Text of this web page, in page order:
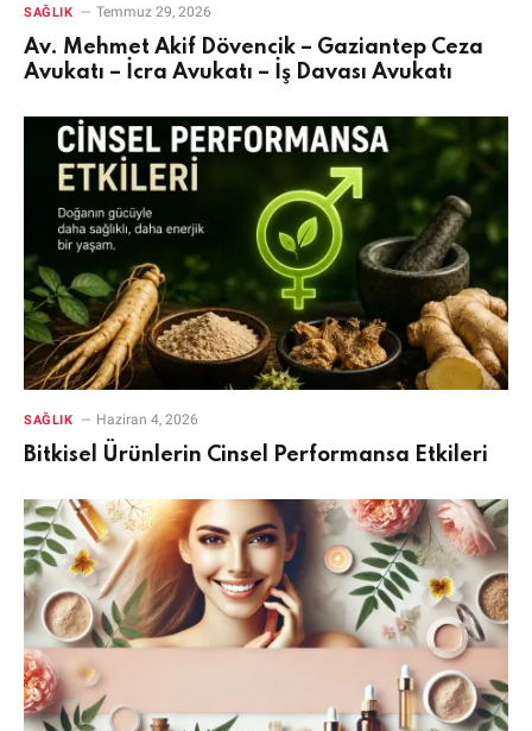
SAĞLIK Temmuz 29, 2026
Av. Mehmet Akif Dövencik – Gaziantep Ceza
Avukatı – İcra Avukatı – İş Davası Avukatı
SAĞLIK Haziran 4, 2026
Bitkisel Ürünlerin Cinsel Performansa Etkileri